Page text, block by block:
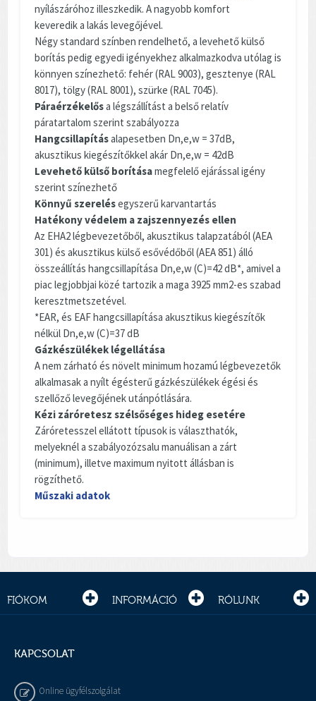
nyílászáróhoz illeszkedik. A nagyobb komfort
keveredik a lakás levegőjével.
Négy standard színben rendelhető, a levehető külső
borítás pedig egyedi igényekhez alkalmazkodva utólag is
könnyen színezhető: fehér (RAL 9003), gesztenye (RAL
8017), tölgy (RAL 8001), szürke (RAL 7045).
Páraérzékelősa légszállítást a belső relatív
páratartalom szerint szabályozza
Hangcsillapításalapesetben Dn,e,w = 37dB,
akusztikus kiegészítőkkel akár Dn,e,w = 42dB
Levehető külső borításamegfelelő ejárással igény
szerint színezhető
Könnyű szerelésegyszerű karvantartás
Hatékony védelem a zajszennyezés ellen
Az EHA2 légbevezetőből, akusztikus talapzatából (AEA
301) és akusztikus külső esővédőből (AEA 851) álló
összeállítás hangcsillapítása Dn,e,w (C)=42 dB*, amivel a
piac legjobbjai közé tartozik a maga 3925 mm2-es szabad
keresztmetszetével.
*EAR, és EAF hangcsillapítása akusztikus kiegészítők
nélkül Dn,e,w (C)=37 dB
Gázkészülékek légellátása
A nem zárható és növelt minimum hozamú légbevezetők
alkalmasak a nyílt égésterű gázkészülékek égési és
szellőző levegőjének utánpótlására.
Kézi záróretesz szélsőséges hideg esetére
Záróretesszel ellátott típusok is választhatók,
melyeknél a szabályozózsalu manuálisan a zárt
(minimum), illetve maximum nyitott állásban is
rögzíthető.
Műszaki adatok
FIÓKOM INFORMÁCIÓ RÓLUNK
KAPCSOLAT
Online ügyfélszolgálat